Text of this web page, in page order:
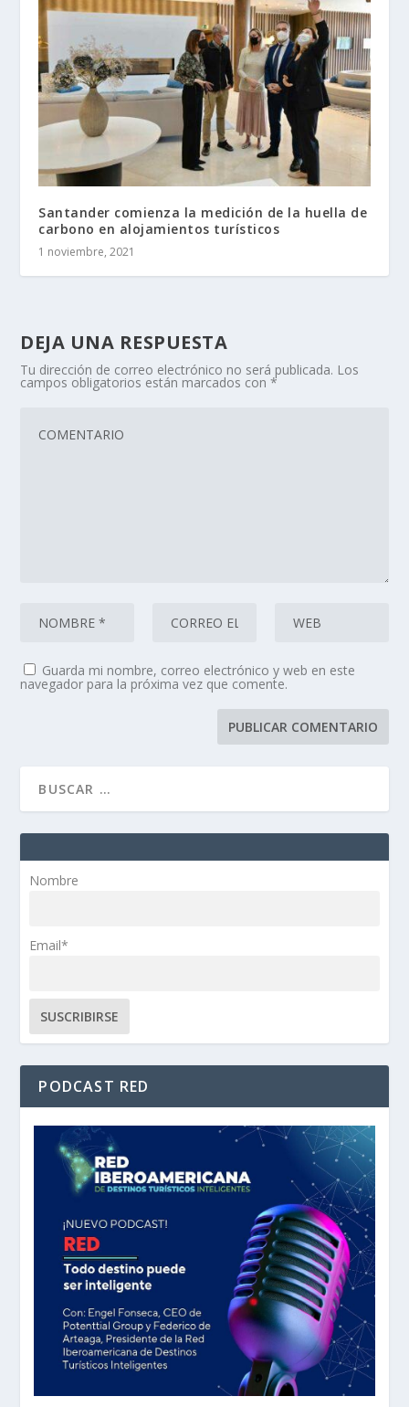
Santander comienza la medición de la huella de
carbono en alojamientos turísticos
1 noviembre, 2021
DEJA UNA RESPUESTA
Tu dirección de correo electrónico no será publicada. Los
campos obligatorios están marcados con*
Guarda mi nombre, correo electrónico y web en este
navegador para la próxima vez que comente.
Nombre
Email*
PODCAST RED